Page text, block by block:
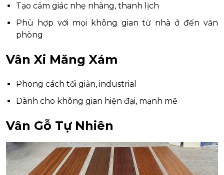
Tạo cảm giác nhẹ nhàng, thanh lịch
Phù hợp với mọi không gian từ nhà ở đến văn
phòng
Vân Xi Măng Xám
Phong cách tối giản, industrial
Dành cho không gian hiện đại, mạnh mẽ
Vân Gỗ Tự Nhiên